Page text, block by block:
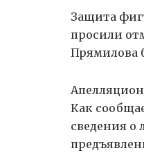
Защита
просили
Прямилова
Как
сведения о